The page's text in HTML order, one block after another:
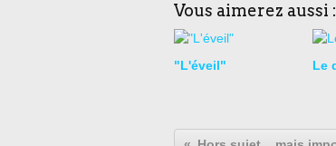
Vous aimerez aussi :
"L'éveil"
Le